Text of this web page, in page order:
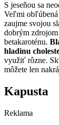
S jeseňou sa
Veľmi obľúbená
zaujme svojou
dobrým
betakaroténu.
hladinu
využiť rôzne.
môžete len
Kapusta
Reklama